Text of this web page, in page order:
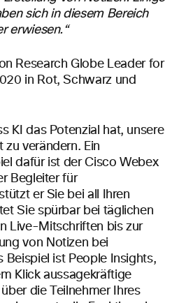
sich in diesem Bereich
erwiesen.“
KI das Potenzial hat, unsere
verändern. Ein
dafür ist der Cisco Webex
Begleiter für
er Sie bei all Ihren
Sie spürbar bei täglichen
Live-Mitschriften bis zur
von Notizen bei
Beispiel ist People Insights,
Klick aussagekräftige
die Teilnehmer Ihres